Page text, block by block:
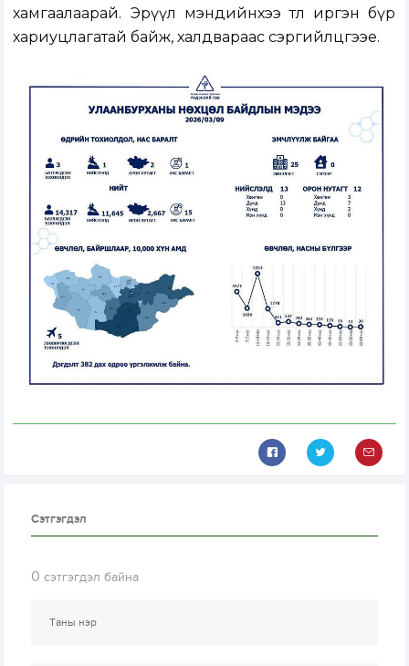
хамгаалаарай. Эрүүл мэндийнхээ төлөө иргэн бүр
хариуцлагатай байж, халдвараас сэргийлцгээе.
Сэтгэгдэл
0 сэтгэгдэл байна